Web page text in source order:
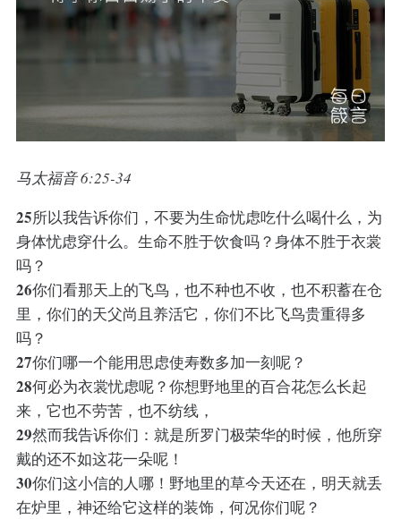
马太福音 6:25-34
25所以我告诉你们，不要为生命忧虑吃什么喝什么，为
身体忧虑穿什么。生命不胜于饮食吗？身体不胜于衣裳
吗？
26你们看那天上的飞鸟，也不种也不收，也不积蓄在仓
里，你们的天父尚且养活它，你们不比飞鸟贵重得多
吗？
27你们哪一个能用思虑使寿数多加一刻呢？
28何必为衣裳忧虑呢？你想野地里的百合花怎么长起
来，它也不劳苦，也不纺线，
29然而我告诉你们：就是所罗门极荣华的时候，他所穿
戴的还不如这花一朵呢！
30你们这小信的人哪！野地里的草今天还在，明天就丢
在炉里，神还给它这样的装饰，何况你们呢？